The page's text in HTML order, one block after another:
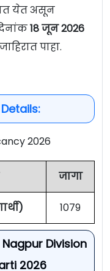
येत असून
18 जून 2026
पाहा.
Details:
2026
जागा
1079
Nagpur Division
2026